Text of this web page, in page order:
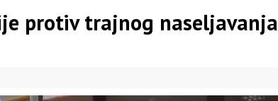
protiv trajnog naseljavanja